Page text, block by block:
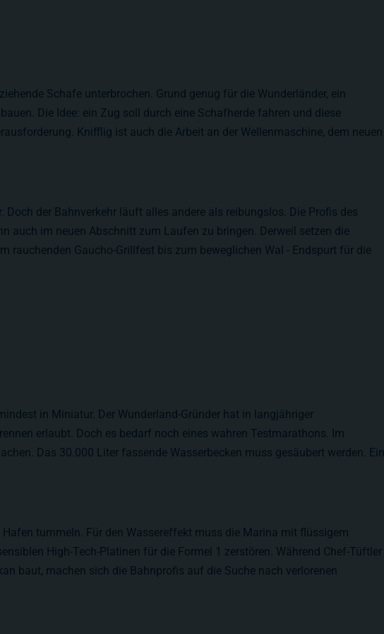
Schafe unterbrochen. Grund genug für die Wunderländer, ein
Die Idee: ein Zug soll durch eine Schafherde fahren und diese
Knifflig ist auch die Arbeit an der Wellenmaschine, dem neuen
der Bahnverkehr läuft alles andere als reibungslos. Die Profis des
auch im neuen Abschnitt zum Laufen zu bringen. Derweil setzen die
rauchenden Gaucho-Grillfest bis zum beweglichen Wal - Endspurt für die
in Miniatur. Der Wunderland-Gründer hat in langjähriger
erlaubt. Doch es bedarf noch eines wahren Testmarathons. Im
Das 30.000 Liter fassende Wasserbecken muss gesäubert werden. Ein
tummeln. Für den Wassereffekt muss die Marina mit flüssigem
High-Tech-Platinen für die Formel 1 zerstören. Während Chef-Tüftler
baut, machen sich die Bahnprofis auf die Suche nach verlorenen